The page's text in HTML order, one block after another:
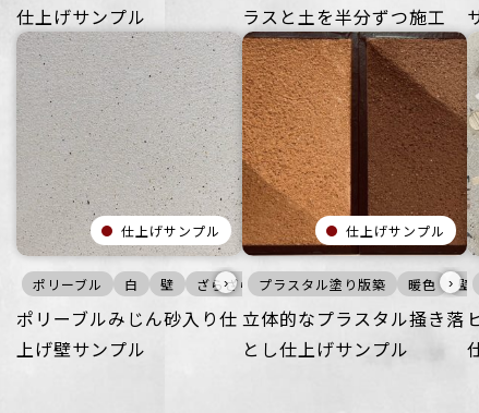
仕上げサンプル
ラスと土を半分ずつ施工
仕上げサンプル
ポリーブル 白 壁 ざらざら オフィス 住空間 商業空間
›
ポリーブルみじん砂入り仕
上げ壁サンプル
仕上げサンプル
プラスタル塗り版築 暖色 壁
›
立体的なプラスタル掻き落
とし仕上げサンプル